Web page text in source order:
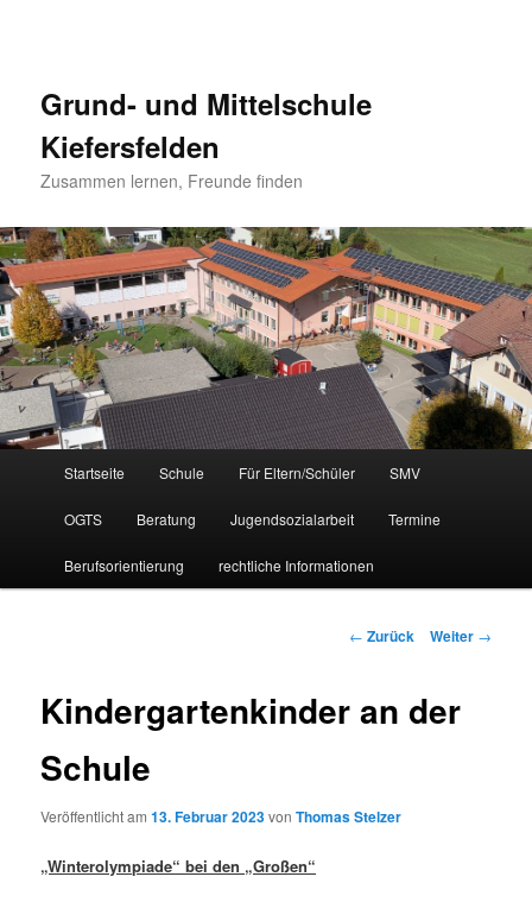
Grund- und Mittelschule
Kiefersfelden
Zusammen lernen, Freunde finden
Zum
Inhalt
wechseln
Startseite Schule Für Eltern/Schüler SMV
OGTS Beratung Jugendsozialarbeit Termine
Berufsorientierung rechtliche Informationen
Beitrags-
← Zurück Weiter →
Kindergartenkinder an der
Schule
Veröffentlicht am13. Februar 2023vonThomas Stelzer
„Winterolympiade“ bei den „Großen“